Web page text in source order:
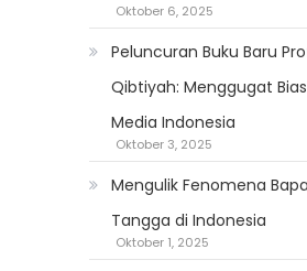
Oktober 6, 2025
Peluncuran Buku Baru
Qibtiyah: Menggugat
Media Indonesia
Oktober 3, 2025
Mengulik Fenomena
Tangga di Indonesia
Oktober 1, 2025